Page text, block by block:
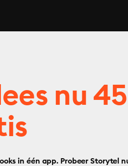
nu 45
in één app. Probeer Storytel